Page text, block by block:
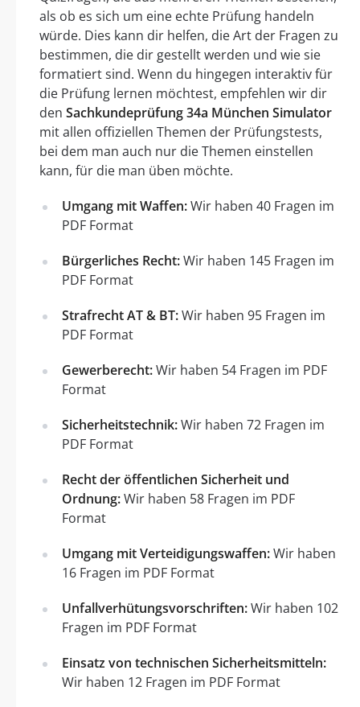
als ob es sich um eine echte Prüfung handeln
würde. Dies kann dir helfen, die Art der Fragen zu
bestimmen, die dir gestellt werden und wie sie
formatiert sind. Wenn du hingegen interaktiv für
die Prüfung lernen möchtest, empfehlen wir dir
den Sachkundeprüfung 34a München Simulator
mit allen offiziellen Themen der Prüfungstests,
bei dem man auch nur die Themen einstellen
kann, für die man üben möchte.
Umgang mit Waffen:Wir haben 40 Fragen im
PDF Format
Bürgerliches Recht:Wir haben 145 Fragen im
PDF Format
Strafrecht AT & BT:Wir haben 95 Fragen im
PDF Format
Gewerberecht:Wir haben 54 Fragen im PDF
Format
Sicherheitstechnik:Wir haben 72 Fragen im
PDF Format
Recht der öffentlichen Sicherheit und
Ordnung:Wir haben 58 Fragen im PDF
Format
Umgang mit Verteidigungswaffen:Wir haben
16 Fragen im PDF Format
Unfallverhütungsvorschriften:Wir haben 102
Fragen im PDF Format
Einsatz von technischen Sicherheitsmitteln:
Wir haben 12 Fragen im PDF Format